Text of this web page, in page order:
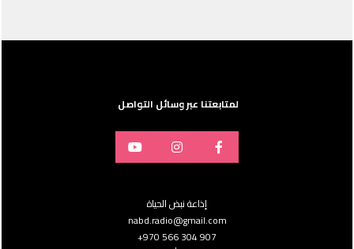
لمتابعتنا عبر وسائل التواصل
إذاعة نبض الحياة
nabd.radio@gmail.com
907 304 566 970+